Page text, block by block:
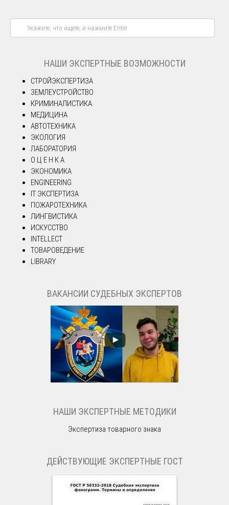
НАШИ ЭКСПЕРТНЫЕ ВОЗМОЖНОСТИ
СТРОЙЭКСПЕРТИЗА
ЗЕМЛЕУСТРОЙСТВО
КРИМИНАЛИСТИКА
МЕДИЦИНА
АВТОТЕХНИКА
ЭКОЛОГИЯ
ЛАБОРАТОРИЯ
О Ц Е Н К А
ЭКОНОМИКА
ENGINEERING
IT ЭКСПЕРТИЗА
ПОЖАРОТЕХНИКА
ЛИНГВИСТИКА
ИСКУССТВО
INTELLECT
ТОВАРОВЕДЕНИЕ
LIBRARY
ВАКАНСИИ СУДЕБНЫХ ЭКСПЕРТОВ
НАШИ ЭКСПЕРТНЫЕ МЕТОДИКИ
Экспертиза товарного знака
ДЕЙСТВУЮЩИЕ ЭКСПЕРТНЫЕ ГОСТ